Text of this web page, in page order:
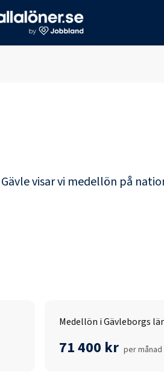
Gävlevisar vi medellön på
Medellön i Gävleborgs
71 400 kr per månad